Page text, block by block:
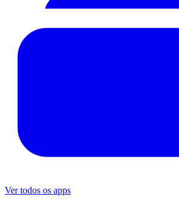
Ver todos os apps